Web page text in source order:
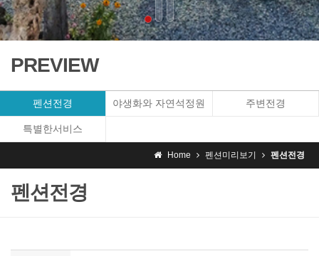
PREVIEW
펜션전경 야생화와 자연석정원 주변전경
특별한서비스
Home 펜션미리보기 펜션전경
펜션전경